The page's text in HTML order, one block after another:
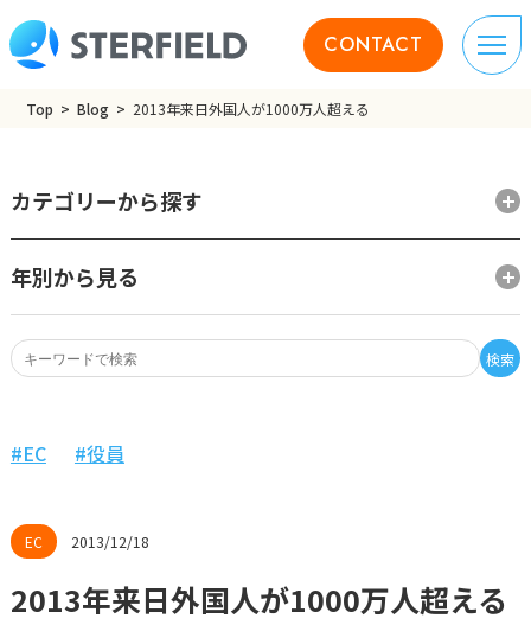
CONTACT
Top Blog 2013年来日外国人が1000万人超える
検索
カテゴリーから探す
年別から見る
2013/12/18
EC 役員
2013年来日外国人が1000万人超える